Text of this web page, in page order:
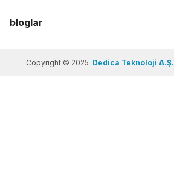
bloglar
Copyright © 2025 Dedica Teknoloji A.Ş.